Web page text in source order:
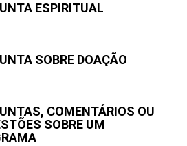
ESPIRITUAL
SOBRE DOAÇÃO
COMENTÁRIOS OU
SOBRE UM